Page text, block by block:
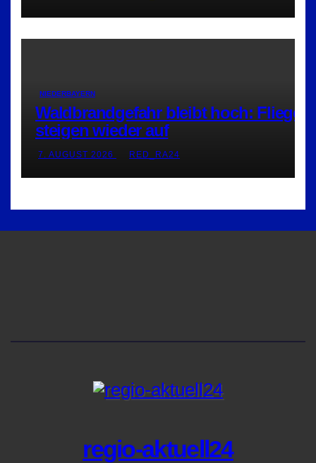
NIEDERBAYERN
Waldbrandgefahr bleibt hoch: Flieger
steigen wieder auf
7. AUGUST 2026 RED_RA24
regio-aktuell24